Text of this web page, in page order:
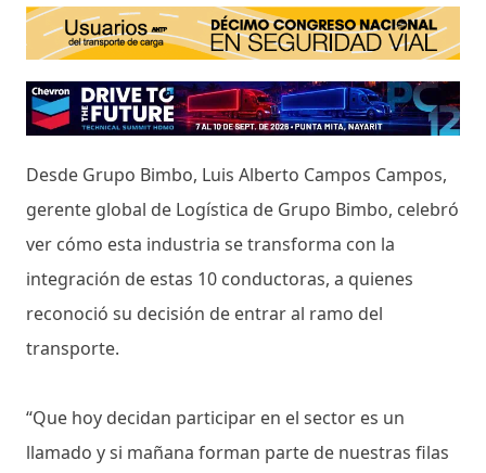
Desde Grupo Bimbo, Luis Alberto Campos Campos,
gerente global de Logística de Grupo Bimbo, celebró
ver cómo esta industria se transforma con la
integración de estas 10 conductoras, a quienes
reconoció su decisión de entrar al ramo del
transporte.
“Que hoy decidan participar en el sector es un
llamado y si mañana forman parte de nuestras filas